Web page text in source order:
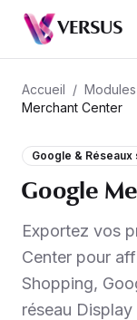
VERSUS
Google Merchant
181,99 €
Accueil / Modules
Merchant Center
Google & Réseaux
Google
Exportez vos
Center pour
Shopping,
réseau